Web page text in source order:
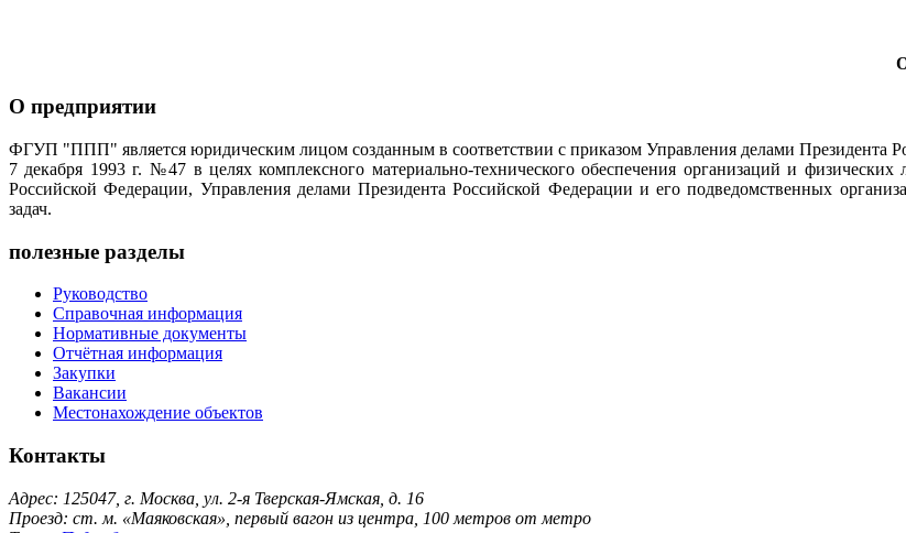
О предприятии
ФГУП "ППП" является юридическим лицом созданным в соответствии с приказом Управления делами Президента
7 декабря 1993 г. №47 в целях комплексного материально-технического обеспечения организаций и
Российской Федерации, Управления делами Президента Российской Федерации и его подведомственных
задач.
полезные разделы
Руководство
Справочная информация
Нормативные документы
Отчётная информация
Закупки
Вакансии
Местонахождение объектов
Контакты
Адрес: 125047, г. Москва, ул. 2-я Тверская-Ямская, д. 16
Проезд: ст. м. «Маяковская», первый вагон из центра, 100 метров от метро